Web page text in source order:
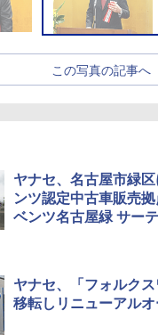
この写真の記事へ
ヤナセ、名古屋市緑
ンツ認定中古車販売
ベンツ名古屋緑 サー
ヤナセ、「フォルク
移転しリニューアル